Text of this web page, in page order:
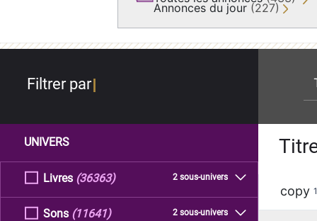
Annonces du jour (227)
Filtrer par
UNIVERS
Livres 2 sous-univers
(36363)
Sons 2 sous-univers
(11641)
copy